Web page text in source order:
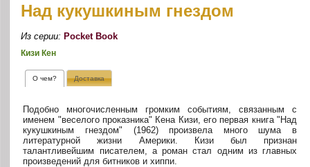
Над кукушкиным гнездом
Из серии:Pocket Book
Кизи Кен
О чем? Доставка
Подобно многочисленным громким событиям, связанным с
именем "веселого проказника" Кена Кизи, его первая книга "Над
кукушкиным гнездом" (1962) произвела много шума в
литературной жизни Америки. Кизи был признан
талантливейшим писателем, а роман стал одним из главных
произведений для битников и хиппи.